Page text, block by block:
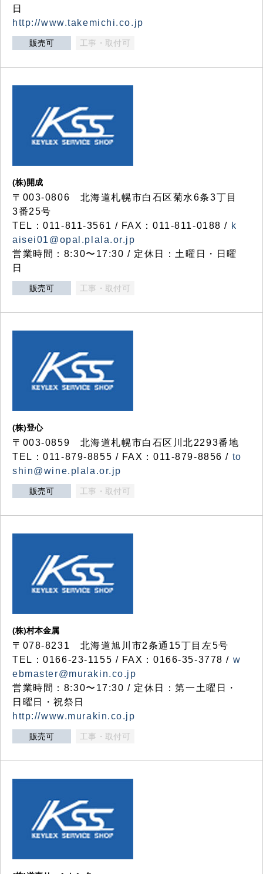
日
http://www.takemichi.co.jp
販売可 工事・取付可
(株)開成
〒003-0806 北海道札幌市白石区菊水6条3丁目
3番25号
TEL：011-811-3561 / FAX：011-811-0188 / k
aisei01@opal.plala.or.jp
営業時間：8:30〜17:30 / 定休日：土曜日・日曜
日
販売可 工事・取付可
(株)登心
〒003-0859 北海道札幌市白石区川北2293番地
TEL：011-879-8855 / FAX：011-879-8856 / to
shin@wine.plala.or.jp
販売可 工事・取付可
(株)村本金属
〒078-8231 北海道旭川市2条通15丁目左5号
TEL：0166-23-1155 / FAX：0166-35-3778 / w
ebmaster@murakin.co.jp
営業時間：8:30〜17:30 / 定休日：第一土曜日・
日曜日・祝祭日
http://www.murakin.co.jp
販売可 工事・取付可